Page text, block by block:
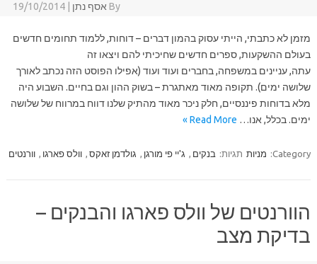
By אסף נתן 19/10/2014
מזמן לא כתבתי, הייתי עסוק בהמון דברים – דוחות, ללמוד תחומים חדשים
בעולם ההשקעות, ספרים חדשים שחיכיתי להם ויצאו זה
עתה, עניינים במשפחה, בחברים ועוד ועוד (אפילו הפוסט הזה נכתב לאורך
שלושה ימים). תקופה מאוד מאתגרת – בשוק ההון וגם בחיים. השבוע היה
מלא בדוחות פיננסיים, חלק ניכר מאוד מהתיק שלנו דווח במרווח של שלושה
ימים. בכלל, אנו…Read More »
Category: מניות תגיות: בנקים, ג'יי פי מורגן, גולדמן זאקס, וולס פארגו, וורנטים
הוורנטים של וולס פארגו והבנקים –
בדיקת מצב